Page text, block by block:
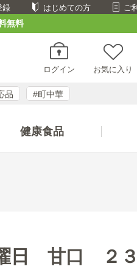
録 はじめての方 ご
無料
ログイン お気に入り
品 #町中華
健康食品
日 甘口 ２３